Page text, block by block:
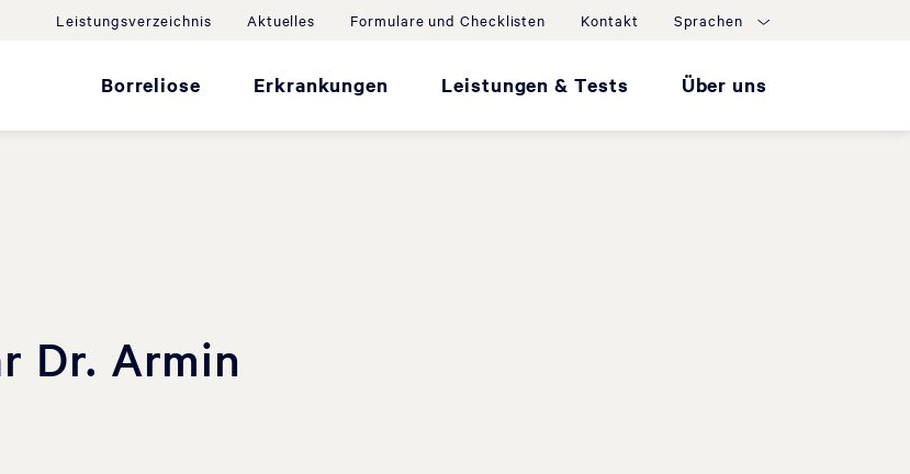
Leistungsverzeichnis Aktuelles Formulare und Checklisten Kontakt Sprachen
Borreliose Erkrankungen Leistungen & Tests Über uns
Dr. Armin